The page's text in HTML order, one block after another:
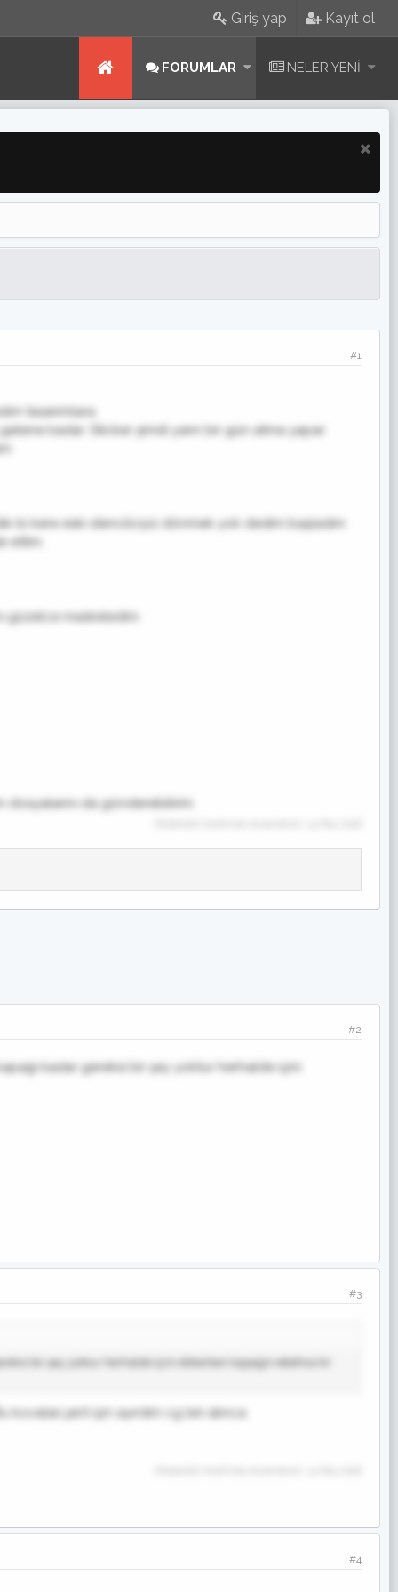
Giriş yap Kayıt ol
FORUMLAR NELER YENI
#1
tasarımlara.
kadar. Sticker şimdi yarın bir gün atma yapar
bi kere eski stencilciyiz dönmek yok dedim başladım
ettim.
güzelce maskeledim.
da gönderebilirim.
#2
kadar gereksi bir şey yoktur herhalde içini
#3
bir şey yoktur herhalde içini dökerken kapağın ettafına kir
jant için ayırdım cg leri alınca
#4